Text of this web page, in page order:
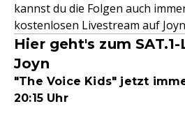
kannst du die Folgen auch
kostenlosen Livestream auf
Hier geht's zum
Joyn
"The Voice Kids" jetzt
20:15 Uhr